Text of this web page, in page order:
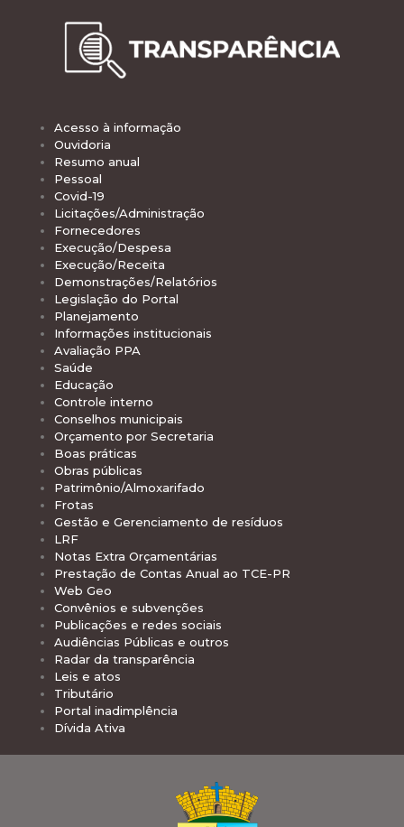
Acesso à informação
Ouvidoria
Resumo anual
Pessoal
Covid-19
Licitações/Administração
Fornecedores
Execução/Despesa
Execução/Receita
Demonstrações/Relatórios
Legislação do Portal
Planejamento
Informações institucionais
Avaliação PPA
Saúde
Educação
Controle interno
Conselhos municipais
Orçamento por Secretaria
Boas práticas
Obras públicas
Patrimônio/Almoxarifado
Frotas
Gestão e Gerenciamento de resíduos
LRF
Notas Extra Orçamentárias
Prestação de Contas Anual ao TCE-PR
Web Geo
Convênios e subvenções
Publicações e redes sociais
Audiências Públicas e outros
Radar da transparência
Leis e atos
Tributário
Portal inadimplência
Dívida Ativa